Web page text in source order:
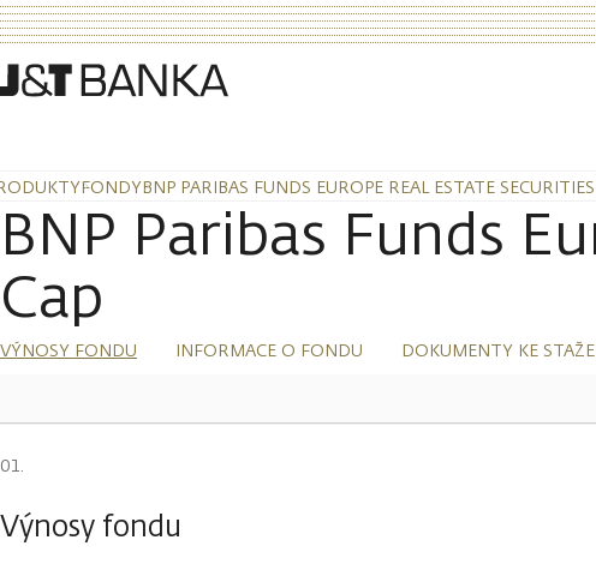
FONDYBNP PARIBAS FUNDS EUROPE REAL ESTATE
BNP Paribas Funds
Cap
VÝNOSY FONDU INFORMACE O FONDU DOKUMENTY KE
Výnosy fondu